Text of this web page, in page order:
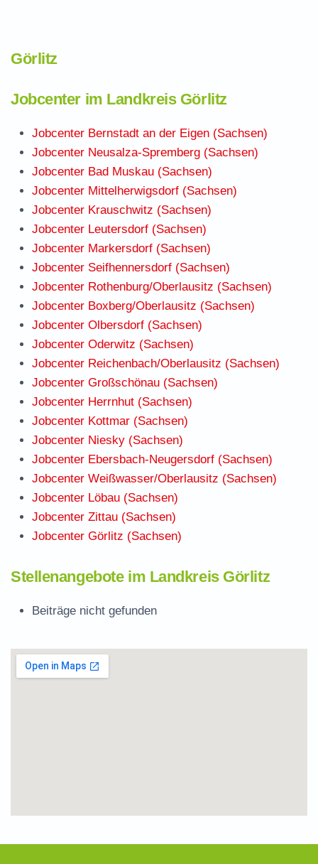
Görlitz
Jobcenter im Landkreis Görlitz
Jobcenter Bernstadt an der Eigen (Sachsen)
Jobcenter Neusalza-Spremberg (Sachsen)
Jobcenter Bad Muskau (Sachsen)
Jobcenter Mittelherwigsdorf (Sachsen)
Jobcenter Krauschwitz (Sachsen)
Jobcenter Leutersdorf (Sachsen)
Jobcenter Markersdorf (Sachsen)
Jobcenter Seifhennersdorf (Sachsen)
Jobcenter Rothenburg/Oberlausitz (Sachsen)
Jobcenter Boxberg/Oberlausitz (Sachsen)
Jobcenter Olbersdorf (Sachsen)
Jobcenter Oderwitz (Sachsen)
Jobcenter Reichenbach/Oberlausitz (Sachsen)
Jobcenter Großschönau (Sachsen)
Jobcenter Herrnhut (Sachsen)
Jobcenter Kottmar (Sachsen)
Jobcenter Niesky (Sachsen)
Jobcenter Ebersbach-Neugersdorf (Sachsen)
Jobcenter Weißwasser/Oberlausitz (Sachsen)
Jobcenter Löbau (Sachsen)
Jobcenter Zittau (Sachsen)
Jobcenter Görlitz (Sachsen)
Stellenangebote im Landkreis Görlitz
Beiträge nicht gefunden